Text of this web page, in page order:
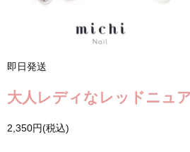
即日発送
大人レディなレッドニュ
2,350円(税込)